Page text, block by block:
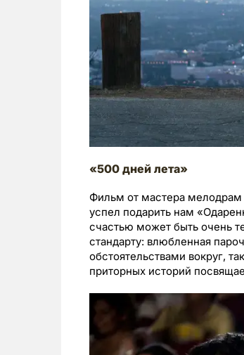
«500 дней лета»
Фильм от мастера мелодрам
успел подарить нам
счастью может быть очень
стандарту: влюбленная
обстоятельствами вокруг,
приторных историй